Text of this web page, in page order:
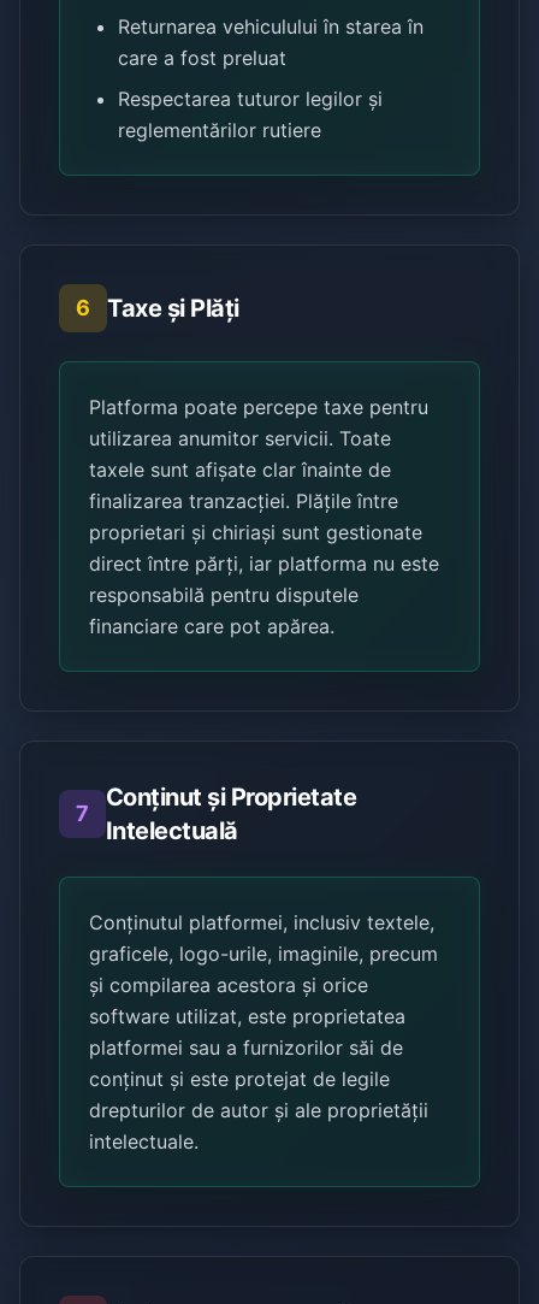
Returnarea vehiculului în starea în
care a fost preluat
Respectarea tuturor legilor și
reglementărilor rutiere
6 Taxe și Plăți
Platforma poate percepe taxe pentru
utilizarea anumitor servicii. Toate
taxele sunt afișate clar înainte de
finalizarea tranzacției. Plățile între
proprietari și chiriași sunt gestionate
direct între părți, iar platforma nu este
responsabilă pentru disputele
financiare care pot apărea.
7
Conținut și Proprietate
Intelectuală
Conținutul platformei, inclusiv textele,
graficele, logo-urile, imaginile, precum
și compilarea acestora și orice
software utilizat, este proprietatea
platformei sau a furnizorilor săi de
conținut și este protejat de legile
drepturilor de autor și ale proprietății
intelectuale.